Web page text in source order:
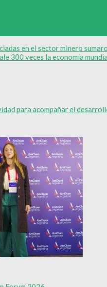
en el sector minero
300 veces la economía
para acompañar el